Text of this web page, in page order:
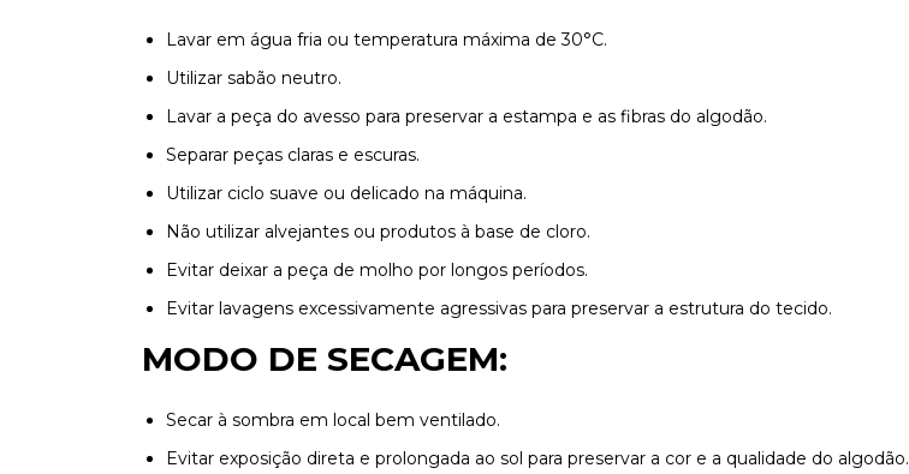
Lavar em água fria ou temperatura máxima de 30°C.
Utilizar sabão neutro.
Lavar a peça do avesso para preservar a estampa e as fibras do algodão.
Separar peças claras e escuras.
Utilizar ciclo suave ou delicado na máquina.
Não utilizar alvejantes ou produtos à base de cloro.
Evitar deixar a peça de molho por longos períodos.
Evitar lavagens excessivamente agressivas para preservar a estrutura do tecido.
MODO DE SECAGEM:
Secar à sombra em local bem ventilado.
Evitar exposição direta e prolongada ao sol para preservar a cor e a qualidade do algodão.